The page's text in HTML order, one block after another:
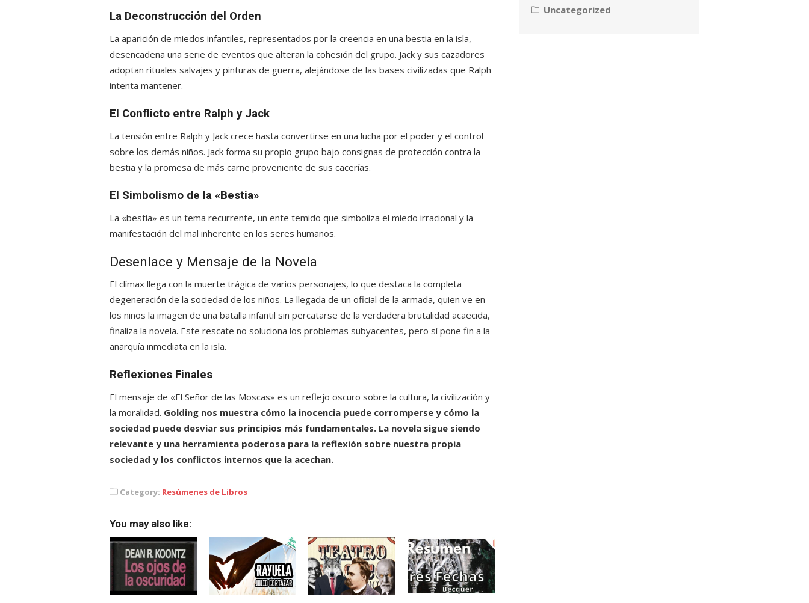
La Deconstrucción del Orden
La aparición de miedos infantiles, representados por la creencia en una bestia en la isla,
desencadena una serie de eventos que alteran la cohesión del grupo. Jack y sus cazadores
adoptan rituales salvajes y pinturas de guerra, alejándose de las bases civilizadas que Ralph
intenta mantener.
El Conflicto entre Ralph y Jack
La tensión entre Ralph y Jack crece hasta convertirse en una lucha por el poder y el control
sobre los demás niños. Jack forma su propio grupo bajo consignas de protección contra la
bestia y la promesa de más carne proveniente de sus cacerías.
El Simbolismo de la «Bestia»
La «bestia» es un tema recurrente, un ente temido que simboliza el miedo irracional y la
manifestación del mal inherente en los seres humanos.
Desenlace y Mensaje de la Novela
El clímax llega con la muerte trágica de varios personajes, lo que destaca la completa
degeneración de la sociedad de los niños. La llegada de un oficial de la armada, quien ve en
los niños la imagen de una batalla infantil sin percatarse de la verdadera brutalidad acaecida,
finaliza la novela. Este rescate no soluciona los problemas subyacentes, pero sí pone fin a la
anarquía inmediata en la isla.
Reflexiones Finales
El mensaje de «El Señor de las Moscas» es un reflejo oscuro sobre la cultura, la civilización y
la moralidad. Golding nos muestra cómo la inocencia puede corromperse y cómo la
sociedad puede desviar sus principios más fundamentales. La novela sigue siendo
relevante y una herramienta poderosa para la reflexión sobre nuestra propia
sociedad y los conflictos internos que la acechan.
Category: Resúmenes de Libros
You may also like:
Uncategorized